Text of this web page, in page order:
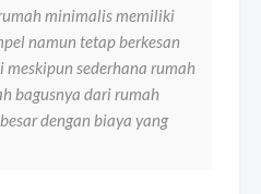
minimalis memiliki
namun tetap berkesan
meskipun sederhana rumah
bagusnya dari rumah
dengan biaya yang